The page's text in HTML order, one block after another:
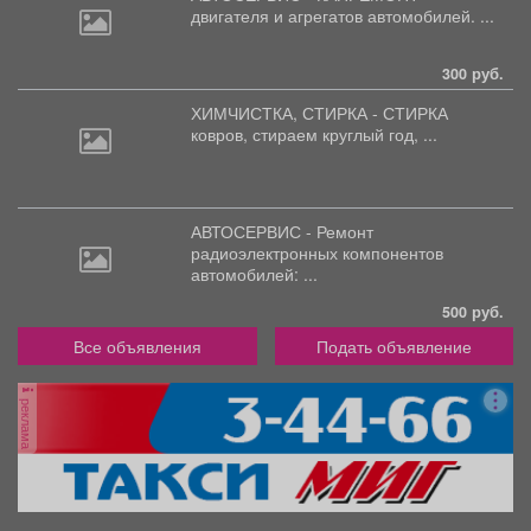
двигателя и агрегатов автомобилей. ...
300 руб.
ХИМЧИСТКА, СТИРКА - СТИРКА
ковров, стираем круглый год, ...
АВТОСЕРВИС - Ремонт
радиоэлектронных компонентов
автомобилей: ...
500 руб.
Все объявления Подать объявление
реклама